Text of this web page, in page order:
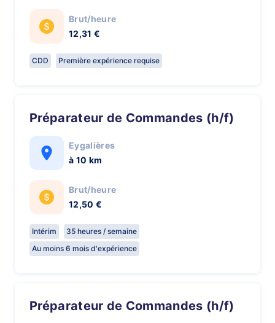
Brut/heure
12,31 €
CDD Première expérience requise
Préparateur de Commandes (h/f)
Eygalières
à 10 km
Brut/heure
12,50 €
Intérim
35 heures / semaine
Au moins 6 mois d'expérience
Préparateur de Commandes (h/f)